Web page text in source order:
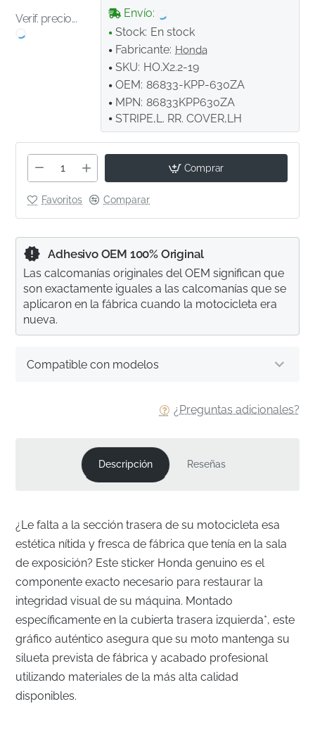
Verif. precio...
Envío:
Stock: En stock
Fabricante: Honda
SKU: HO.X2.2-19
OEM: 86833-KPP-630ZA
MPN: 86833KPP630ZA
STRIPE,L. RR. COVER,LH
Comprar
Favoritos Comparar
¿Preguntas adicionales?
Compatible con modelos
Adhesivo OEM 100% Original
Las calcomanías originales del OEM significan que
son exactamente iguales a las calcomanías que se
aplicaron en la fábrica cuando la motocicleta era
nueva.
Descripción Reseñas
¿Le falta a la sección trasera de su motocicleta esa
estética nítida y fresca de fábrica que tenía en la sala
de exposición? Este sticker Honda genuino es el
componente exacto necesario para restaurar la
integridad visual de su máquina. Montado
específicamente en la cubierta trasera izquierda*, este
gráfico auténtico asegura que su moto mantenga su
silueta prevista de fábrica y acabado profesional
utilizando materiales de la más alta calidad
disponibles.